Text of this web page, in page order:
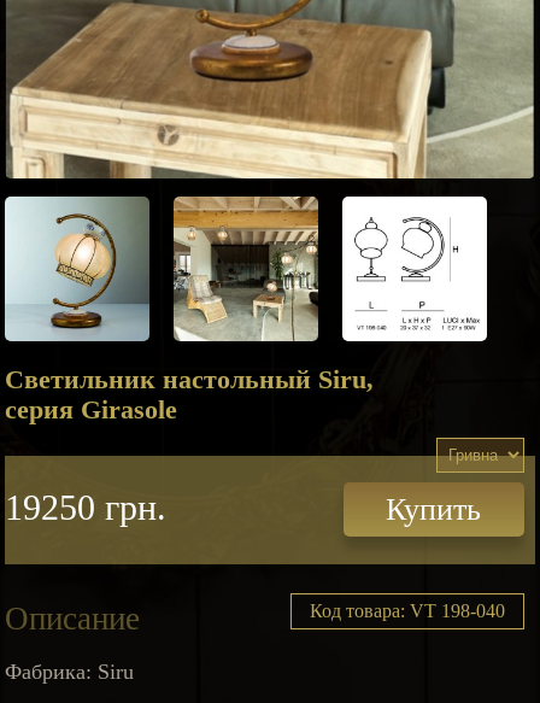
Светильник настольный Siru,
серия Girasole
19250 грн. Купить
Описание Код товара: VT 198-040
Фабрика: Siru